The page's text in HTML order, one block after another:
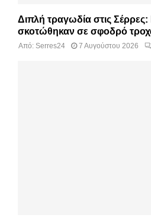
Διπλή τραγωδία στις Σέρρες:
σκοτώθηκαν σε σφοδρό
Από: Serres24 7 Αυγούστου 2026